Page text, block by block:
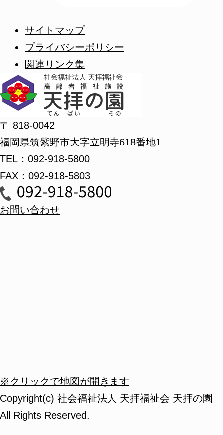
サイトマップ
プライバシーポリシー
関連リンク集
〒 818-0042
福岡県筑紫野市大字立明寺618番地1
TEL：092-918-5800
FAX：092-918-5803
お問い合わせ
※クリックで地図が開きます
Copyright(c) 社会福祉法人 天拝福祉会 天拝の園
All Rights Reserved.